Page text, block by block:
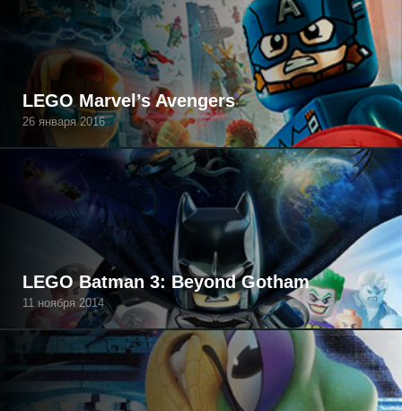
LEGO Marvel’s Avengers
26 января 2016
LEGO Batman 3: Beyond Gotham
11 ноября 2014